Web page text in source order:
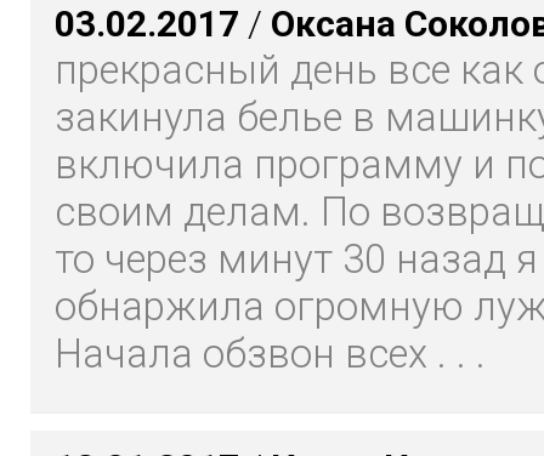
03.02.2017 / Оксана
прекрасный день все как
закинула белье в
включила программу и
своим делам. По
то через минут 30 назад я
обнаржила огромную
Начала обзвон всех . . .